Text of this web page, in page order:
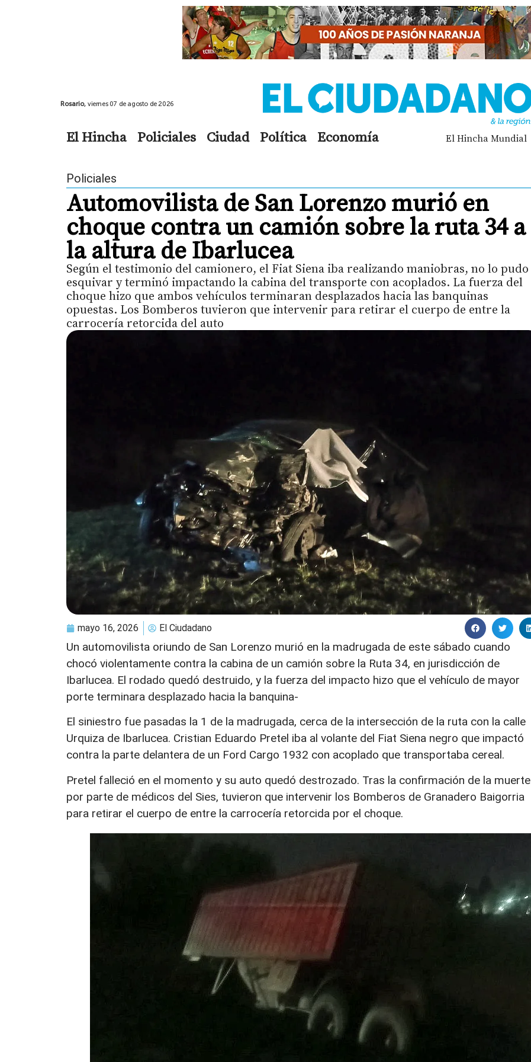
Rosario, viernes 07 de agosto de 2026
El Hincha Policiales Ciudad Política Economía El Hincha Mundial
Policiales
Automovilista de San Lorenzo murió en
choque contra un camión sobre la ruta 34 a
la altura de Ibarlucea
Según el testimonio del camionero, el Fiat Siena iba realizando maniobras, no lo pudo
esquivar y terminó impactando la cabina del transporte con acoplados. La fuerza del
choque hizo que ambos vehículos terminaran desplazados hacia las banquinas
opuestas. Los Bomberos tuvieron que intervenir para retirar el cuerpo de entre la
carrocería retorcida del auto
mayo 16, 2026 El Ciudadano
Un automovilista oriundo de San Lorenzo murió en la madrugada de este sábado cuando
chocó violentamente contra la cabina de un camión sobre la Ruta 34, en jurisdicción de
Ibarlucea. El rodado quedó destruido, y la fuerza del impacto hizo que el vehículo de mayor
porte terminara desplazado hacia la banquina-
El siniestro fue pasadas la 1 de la madrugada, cerca de la intersección de la ruta con la calle
Urquiza de Ibarlucea. Cristian Eduardo Pretel iba al volante del Fiat Siena negro que impactó
contra la parte delantera de un Ford Cargo 1932 con acoplado que transportaba cereal.
Pretel falleció en el momento y su auto quedó destrozado. Tras la confirmación de la muerte
por parte de médicos del Sies, tuvieron que intervenir los Bomberos de Granadero Baigorria
para retirar el cuerpo de entre la carrocería retorcida por el choque.